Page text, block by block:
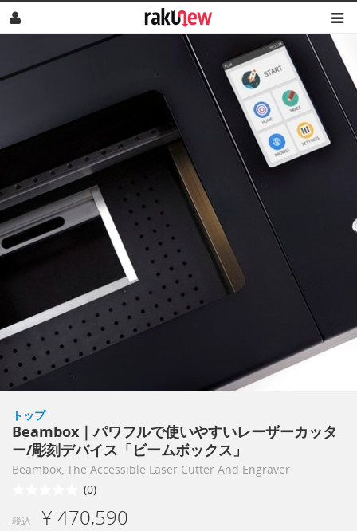
トップ
Beambox｜パワフルで使いやすいレーザーカッタ
ー/彫刻デバイス「ビームボックス」
Beambox, The Accessible Laser Cutter And Engraver
(0)
税込 ¥ 470,590